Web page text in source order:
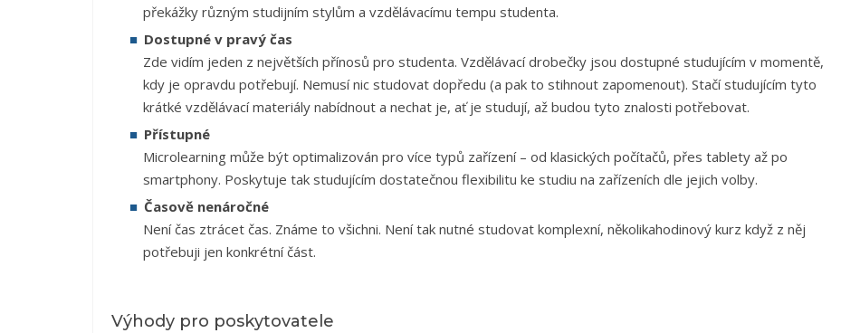
překážky různým studijním stylům a vzdělávacímu tempu studenta.
Dostupné v pravý čas
Zde vidím jeden z největších přínosů pro studenta. Vzdělávací drobečky jsou dostupné studujícím v momentě,
kdy je opravdu potřebují. Nemusí nic studovat dopředu (a pak to stihnout zapomenout). Stačí studujícím tyto
krátké vzdělávací materiály nabídnout a nechat je, ať je studují, až budou tyto znalosti potřebovat.
Přístupné
Microlearning může být optimalizován pro více typů zařízení – od klasických počítačů, přes tablety až po
smartphony. Poskytuje tak studujícím dostatečnou flexibilitu ke studiu na zařízeních dle jejich volby.
Časově nenáročné
Není čas ztrácet čas. Známe to všichni. Není tak nutné studovat komplexní, několikahodinový kurz když z něj
potřebuji jen konkrétní část.
Výhody pro poskytovatele